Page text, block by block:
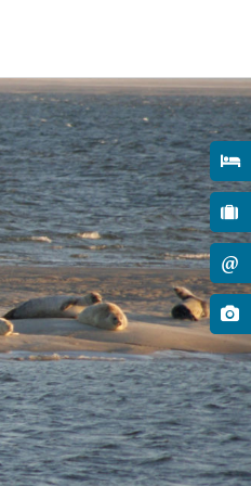
& Ausschüsse
@